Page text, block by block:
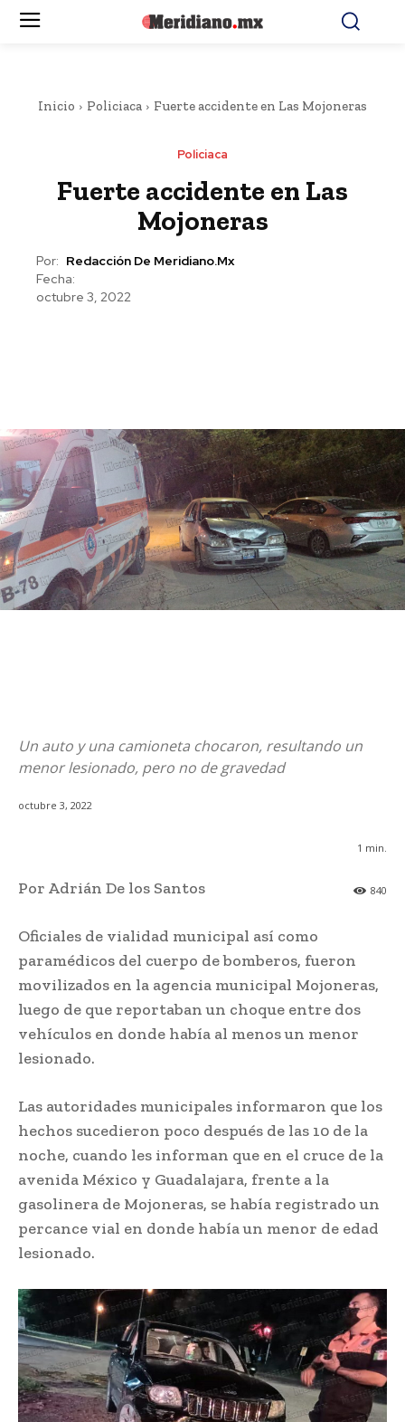
Inicio Policiaca Fuerte accidente en Las Mojoneras
Policiaca
Fuerte accidente en Las
Mojoneras
Por: Redacción De Meridiano.mx
Fecha:
octubre 3, 2022
Un auto y una camioneta chocaron, resultando un
menor lesionado, pero no de gravedad
octubre 3, 2022
1 min.
840
Por Adrián De los Santos
Oficiales de vialidad municipal así como
paramédicos del cuerpo de bomberos, fueron
movilizados en la agencia municipal Mojoneras,
luego de que reportaban un choque entre dos
vehículos en donde había al menos un menor
lesionado.
Las autoridades municipales informaron que los
hechos sucedieron poco después de las 10 de la
noche, cuando les informan que en el cruce de la
avenida México y Guadalajara, frente a la
gasolinera de Mojoneras, se había registrado un
percance vial en donde había un menor de edad
lesionado.